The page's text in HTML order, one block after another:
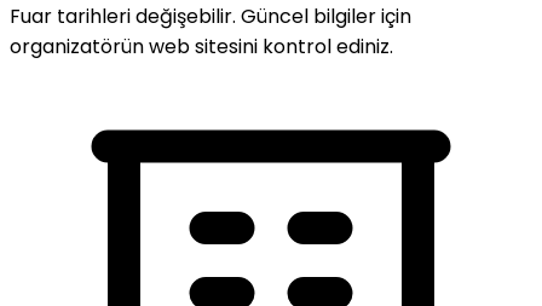
Fuar tarihleri değişebilir. Güncel bilgiler için
organizatörün web sitesini kontrol ediniz.